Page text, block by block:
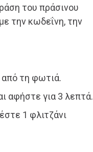
του πράσινου
την κωδεΐνη, την
από τη φωτιά.
αφήστε για 3 λεπτά.
1 φλιτζάνι